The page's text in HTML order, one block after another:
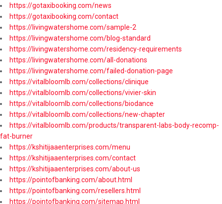
https://gotaxibooking.com/news
https://gotaxibooking.com/contact
https://livingwatershome.com/sample-2
https://livingwatershome.com/blog-standard
https://livingwatershome.com/residency-requirements
https://livingwatershome.com/all-donations
https://livingwatershome.com/failed-donation-page
https://vitalbloomlb.com/collections/clinique
https://vitalbloomlb.com/collections/vivier-skin
https://vitalbloomlb.com/collections/biodance
https://vitalbloomlb.com/collections/new-chapter
https://vitalbloomlb.com/products/transparent-labs-body-recomp-
fat-burner
https://kshitijaaenterprises.com/menu
https://kshitijaaenterprises.com/contact
https://kshitijaaenterprises.com/about-us
https://pointofbanking.com/about.html
https://pointofbanking.com/resellers.html
https://pointofbanking.com/sitemap.html